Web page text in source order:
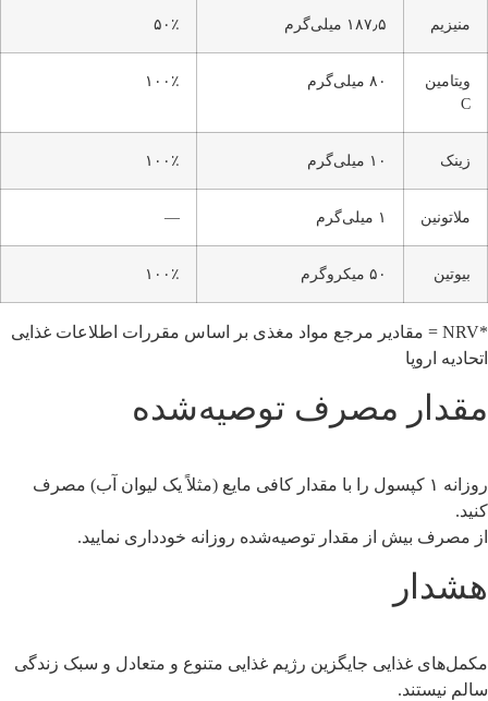
منیزیم ۱۸۷٫۵ میلی‌گرم ۵۰٪
ویتامین
C
۸۰ میلی‌گرم ۱۰۰٪
زینک ۱۰ میلی‌گرم ۱۰۰٪
ملاتونین ۱ میلی‌گرم —
بیوتین ۵۰ میکروگرم ۱۰۰٪
*NRV = مقادیر مرجع مواد مغذی بر اساس مقررات اطلاعات غذایی
اتحادیه اروپا
مقدار مصرف توصیه‌شده
روزانه ۱ کپسول را با مقدار کافی مایع (مثلاً یک لیوان آب) مصرف
کنید.
از مصرف بیش از مقدار توصیه‌شده روزانه خودداری نمایید.
هشدار
مکمل‌های غذایی جایگزین رژیم غذایی متنوع و متعادل و سبک زندگی
سالم نیستند.